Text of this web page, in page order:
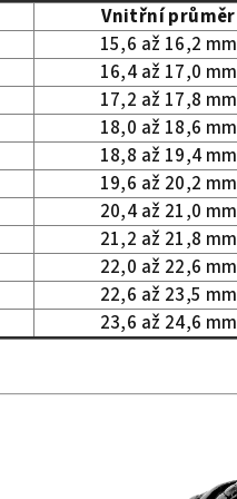
Vnitřní průměr
15,6 až 16,2 mm
16,4 až 17,0 mm
17,2 až 17,8 mm
18,0 až 18,6 mm
18,8 až 19,4 mm
19,6 až 20,2 mm
20,4 až 21,0 mm
21,2 až 21,8 mm
22,0 až 22,6 mm
22,6 až 23,5 mm
23,6 až 24,6 mm